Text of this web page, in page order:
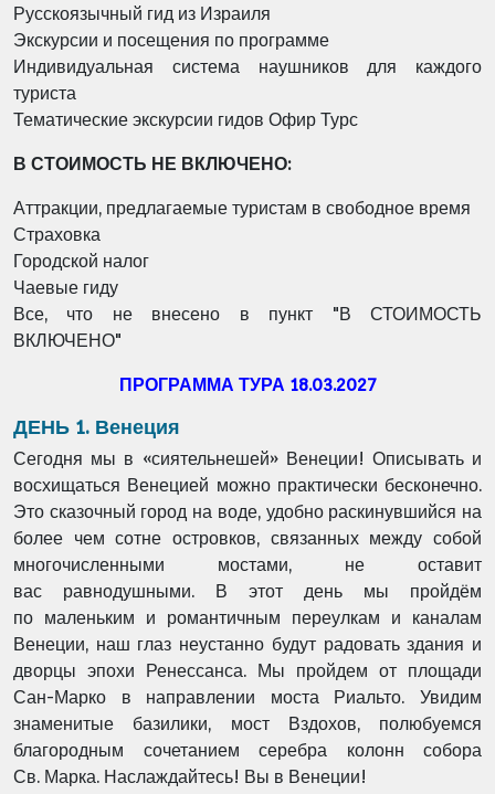
Русскоязычный гид из Израиля
Экскурсии и посещения по программе
Индивидуальная система наушников для каждого
туриста
Тематические экскурсии гидов Офир Турс
В СТОИМОСТЬ НЕ ВКЛЮЧЕНО:
Аттракции, предлагаемые туристам в свободное время
Страховка
Городской налог
Чаевые гиду
Все, что не внесено в пункт "В СТОИМОСТЬ
ВКЛЮЧЕНО"
ПРОГРАММА ТУРА 18.03.2027
ДЕНЬ 1. Венеция
Сегодня мы в «сиятельнешей» Венеции! Описывать и
восхищаться Венецией можно практически бесконечно.
Это сказочный город на воде, удобно раскинувшийся на
более чемсотне островков, связанных между собой
многочисленными мостами, не оставит
вас равнодушными. В этот день мы пройдём
по маленьким и романтичным переулкам и каналам
Венеции, наш глаз неустанно будут радовать здания и
дворцы эпохи Ренессанса. Мы пройдем от площади
Сан-Марко в направлении моста Риальто. Увидим
знаменитые базилики, мост Вздохов, полюбуемся
благородным сочетанием серебра колонн собора
Св. Марка. Наслаждайтесь! Вы в Венеции!